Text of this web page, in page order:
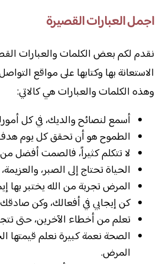
اجمل العبارات القصيرة
نقدم لكم بعض الكلمات والعبارات
الاستعانة بها وكتابها على مواقع
وهذه الكلمات والعبارات هي كالاتي:
أسمع لنصائح والديك، في كل
الطموح هو أن تحقق كل يوم
لا تتكلم كثيراً، فالصمت أفضل من
الحياة تحتاج إلى الصبر،
المرض تجربة من الله يختبر بها
كن إيجابي في أفعالك، وكن
تعلم من أخطاء الآخرين، حتى
الصحة نعمة كبيرة نعلم قيمتها
المرض.